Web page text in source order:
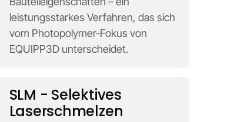
leistungsstarkes Verfahren, das sich
vom Photopolymer-Fokus von
EQUIPP3D unterscheidet.
SLM - Selektives
Laserschmelzen